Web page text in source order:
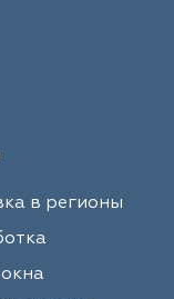
в регионы
окна